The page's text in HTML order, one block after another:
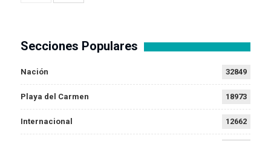
Secciones Populares
Nación 32849
Playa del Carmen 18973
Internacional 12662